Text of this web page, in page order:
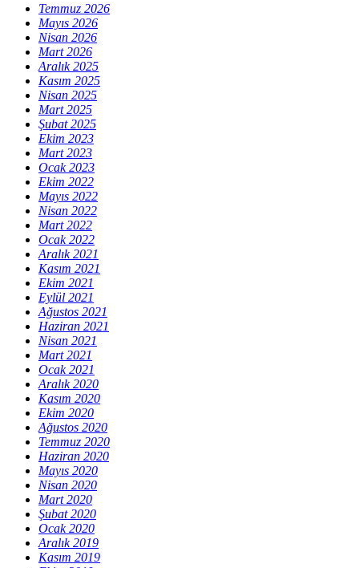
Temmuz 2026
Mayıs 2026
Nisan 2026
Mart 2026
Aralık 2025
Kasım 2025
Nisan 2025
Mart 2025
Şubat 2025
Ekim 2023
Mart 2023
Ocak 2023
Ekim 2022
Mayıs 2022
Nisan 2022
Mart 2022
Ocak 2022
Aralık 2021
Kasım 2021
Ekim 2021
Eylül 2021
Ağustos 2021
Haziran 2021
Nisan 2021
Mart 2021
Ocak 2021
Aralık 2020
Kasım 2020
Ekim 2020
Ağustos 2020
Temmuz 2020
Haziran 2020
Mayıs 2020
Nisan 2020
Mart 2020
Şubat 2020
Ocak 2020
Aralık 2019
Kasım 2019